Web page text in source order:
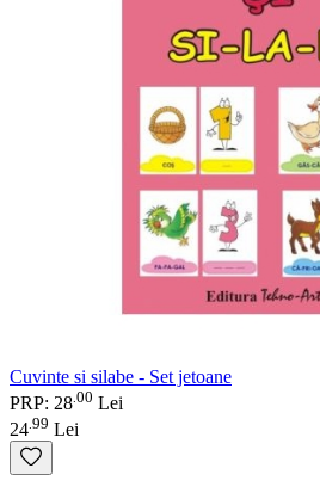
Cuvinte si silabe - Set jetoane
PRP: 28 00 Lei
24 99 Lei